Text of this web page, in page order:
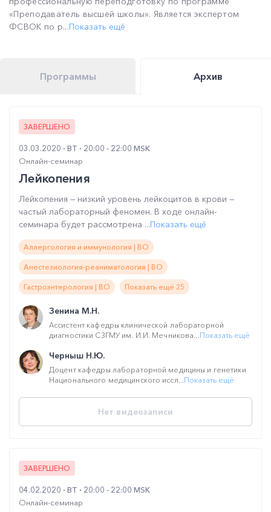
«Преподаватель высшей школы». Является экспертом
ФСВОК по р...Показать ещё
Программы Архив
ЗАВЕРШЕНО
03.03.2020 ВТ
20:00 - 22:00 MSK
Онлайн-семинар
Лейкопения
Лейкопения — низкий уровень лейкоцитов в крови —
частый лабораторный феномен. В ходе онлайн-
семинара будет рассмотрена ...Показать ещё
Аллергология и иммунология | ВО
Анестезиология-реаниматология | ВО
Гастроэнтерология | ВО Показать ещё 25
Зенина М.Н.
Ассистент кафедры клинической лабораторной
диагностики СЗГМУ им. И.И. Мечникова...Показать ещё
Черныш Н.Ю.
Доцент кафедры лабораторной медицины и генетики
Национального медицинского иссл...Показать ещё
Нет видеозаписи
ЗАВЕРШЕНО
04.02.2020 ВТ
20:00 - 22:00 MSK
Онлайн-семинар